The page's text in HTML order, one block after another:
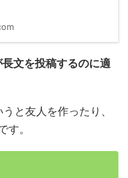
文を投稿するのに適
と友人を作ったり、
す。